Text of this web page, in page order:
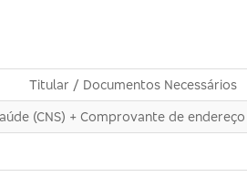
Titular / Documentos Necessários
(CNS) + Comprovante de